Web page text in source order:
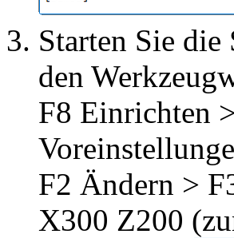
Starten Sie
den
F8 Einrichten
F2 Ändern >
X300 Z200